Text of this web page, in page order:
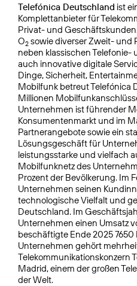
Telefónica Deutschland ist
Komplettanbieter für
Privat- und
O2 sowie diverser Zweit- und
neben klassischen
auch innovative digitale
Dinge, Sicherheit,
Mobilfunk betreut Telefónica
Millionen
Unternehmen ist führender
Konsumentenmarkt und im
Partnerangebote sowie ein
Lösungsgeschäft für
leistungsstarke und vielfach
Mobilfunknetz des
Prozent der Bevölkerung. Im
Unternehmen seinen
technologische Vielfalt und
Deutschland. Im
Unternehmen einen Umsatz
beschäftigte Ende 2025
Unternehmen gehört
Telekommunikationskonzern
Madrid, einem der großen
der Welt.